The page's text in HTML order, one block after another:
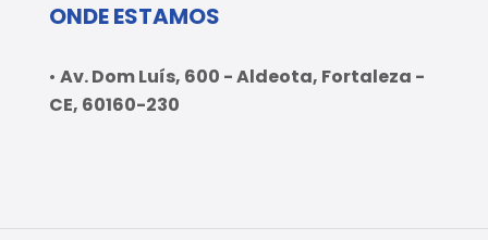
ONDE ESTAMOS
• Av. Dom Luís, 600 - Aldeota, Fortaleza -
CE, 60160-230